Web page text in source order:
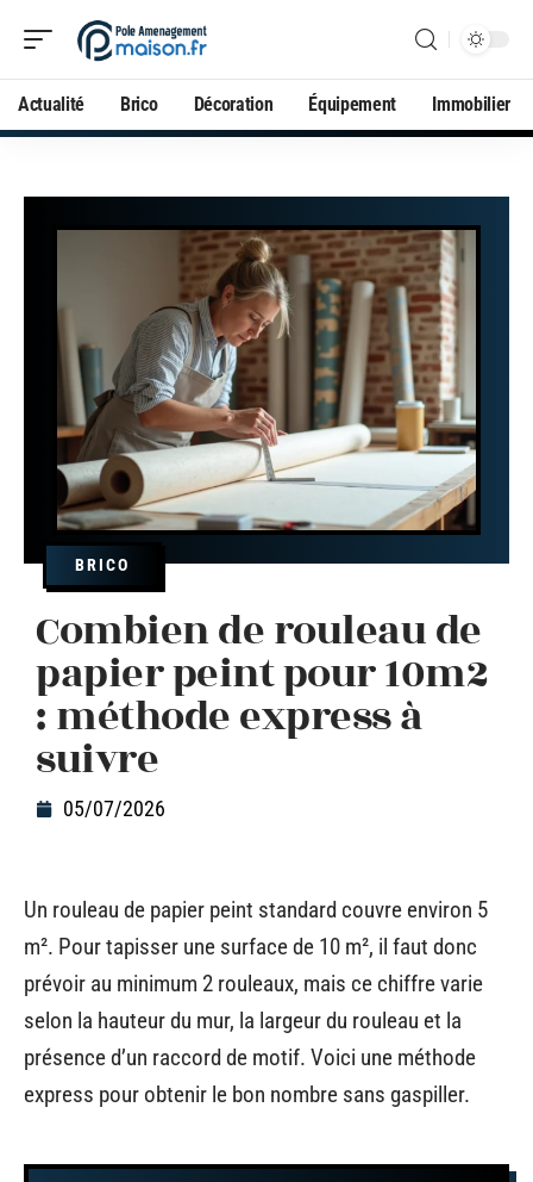
Actualité Brico Décoration Équipement Immobilier
BRICO
Combien de rouleau de
papier peint pour 10m2
: méthode express à
suivre
05/07/2026
Un rouleau de papier peint standard couvre environ 5
m². Pour tapisser une surface de 10 m², il faut donc
prévoir au minimum 2 rouleaux, mais ce chiffre varie
selon la hauteur du mur, la largeur du rouleau et la
présence d’un raccord de motif. Voici une méthode
express pour obtenir le bon nombre sans gaspiller.